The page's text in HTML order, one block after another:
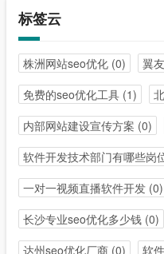
标签云
株洲网站seo优化(0) 翼
免费的seo优化工具(1)
内部网站建设宣传方案 (0)
软件开发技术部门有哪些岗
一对一视频直播软件开发(0)
长沙专业seo优化多少钱(0)
达州seo优化厂商(0) 软